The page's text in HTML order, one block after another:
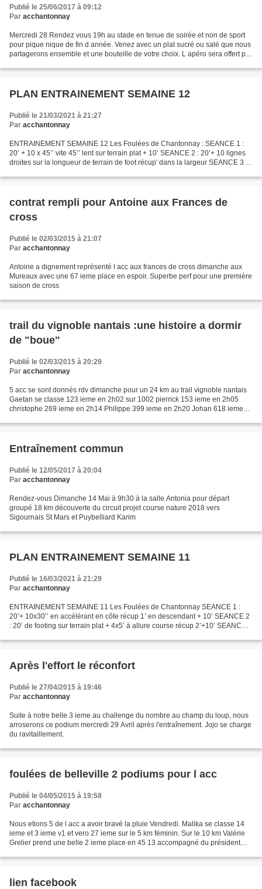
Publié le 25/06/2017 à 09:12
Par acchantonnay
Mercredi 28 Rendez vous 19h au stade en tenue de soirée et non de sport
pour pique nique de fin d année. Venez avec un plat sucré ou salé que nous
partagerons ensemble et une bouteille de votre choix. L apéro sera offert par
PLAN ENTRAINEMENT SEMAINE 12
Publié le 21/03/2021 à 21:27
Par acchantonnay
ENTRAINEMENT SEMAINE 12 Les Foulées de Chantonnay : SEANCE 1 :
20’ + 10 x 45’’ vite 45’’ lent sur terrain plat + 10’ SEANCE 2 : 20’+ 10 lignes
droites sur la longueur de terrain de foot récup' dans la largeur SEANCE 3 :
contrat rempli pour Antoine aux Frances de
cross
Publié le 02/03/2015 à 21:07
Par acchantonnay
Antoine a dignement représenté l acc aux frances de cross dimanche aux
Mureaux avec une 67 ieme place en espoir. Superbe perf pour une première
saison de cross
trail du vignoble nantais :une histoire a dormir
de "boue"
Publié le 02/03/2015 à 20:29
Par acchantonnay
5 acc se sont donnés rdv dimanche pour un 24 km au trail vignoble nantais
Gaetan se classe 123 ieme en 2h02 sur 1002 pierrick 153 ieme en 2h05
christophe 269 ieme en 2h14 Philippe 399 ieme en 2h20 Johan 618 ieme
Entraînement commun
Publié le 12/05/2017 à 20:04
Par acchantonnay
Rendez-vous Dimanche 14 Mai à 9h30 à la salle Antonia pour départ
groupé 18 km découverte du circuit projet course nature 2018 vers
Sigournais St Mars et Puybelliard Karim
PLAN ENTRAINEMENT SEMAINE 11
Publié le 16/03/2021 à 21:29
Par acchantonnay
ENTRAINEMENT SEMAINE 11 Les Foulées de Chantonnay SEANCE 1 :
20’+ 10x30’’ en accélérant en côte récup 1’ en descendant + 10’ SEANCE 2
: 20’ de footing sur terrain plat + 4x5’ à allure course récup 2’+10’ SEANCE 3
Après l'effort le réconfort
Publié le 27/04/2015 à 19:46
Par acchantonnay
Suite à notre belle 3 ieme au challenge du nombre au champ du loup, nous
arroserons ce podium mercredi 29 Avril après l'entraînement. Jojo se charge
du ravitaillement.
foulées de belleville 2 podiums pour l acc
Publié le 04/05/2015 à 19:58
Par acchantonnay
Nous etions 5 de l acc a avoir bravé la pluie Vendredi. Malika se classe 14
ieme et 3 ieme v1 et vero 27 ieme sur le 5 km féminin. Sur le 10 km Valérie
Grelier prend une belle 2 ieme place en 45 13 accompagné du président
lien facebook